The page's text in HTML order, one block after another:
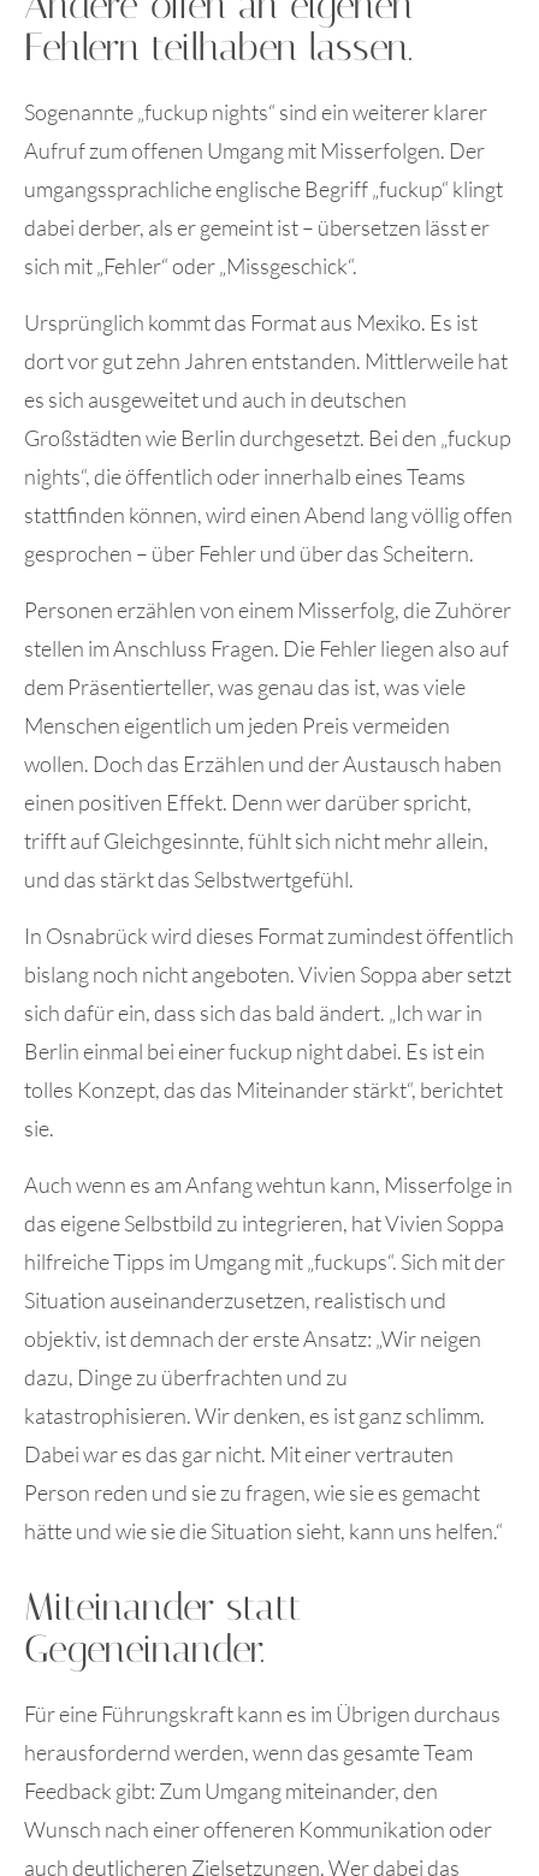
Fehlern teilhaben lassen.
Sogenannte „fuckup nights“ sind ein weiterer klarer
Aufruf zum offenen Umgang mit Misserfolgen. Der
umgangssprachliche englische Begriff „fuckup“ klingt
dabei derber, als er gemeint ist – übersetzen lässt er
sich mit „Fehler“ oder „Missgeschick“.
Ursprünglich kommt das Format aus Mexiko. Es ist
dort vor gut zehn Jahren entstanden. Mittlerweile hat
es sich ausgeweitet und auch in deutschen
Großstädten wie Berlin durchgesetzt. Bei den „fuckup
nights“, die öffentlich oder innerhalb eines Teams
stattfinden können, wird einen Abend lang völlig offen
gesprochen – über Fehler und über das Scheitern.
Personen erzählen von einem Misserfolg, die Zuhörer
stellen im Anschluss Fragen. Die Fehler liegen also auf
dem Präsentierteller, was genau das ist, was viele
Menschen eigentlich um jeden Preis vermeiden
wollen. Doch das Erzählen und der Austausch haben
einen positiven Effekt. Denn wer darüber spricht,
trifft auf Gleichgesinnte, fühlt sich nicht mehr allein,
und das stärkt das Selbstwertgefühl.
In Osnabrück wird dieses Format zumindest öffentlich
bislang noch nicht angeboten. Vivien Soppa aber setzt
sich dafür ein, dass sich das bald ändert. „Ich war in
Berlin einmal bei einer fuckup night dabei. Es ist ein
tolles Konzept, das das Miteinander stärkt“, berichtet
sie.
Auch wenn es am Anfang wehtun kann, Misserfolge in
das eigene Selbstbild zu integrieren, hat Vivien Soppa
hilfreiche Tipps im Umgang mit „fuckups“. Sich mit der
Situation auseinanderzusetzen, realistisch und
objektiv, ist demnach der erste Ansatz: „Wir neigen
dazu, Dinge zu überfrachten und zu
katastrophisieren. Wir denken, es ist ganz schlimm.
Dabei war es das gar nicht. Mit einer vertrauten
Person reden und sie zu fragen, wie sie es gemacht
hätte und wie sie die Situation sieht, kann uns helfen.“
Miteinander statt
Gegeneinander.
Für eine Führungskraft kann es im Übrigen durchaus
herausfordernd werden, wenn das gesamte Team
Feedback gibt: Zum Umgang miteinander, den
Wunsch nach einer offeneren Kommunikation oder
auch deutlicheren Zielsetzungen. Wer dabei das